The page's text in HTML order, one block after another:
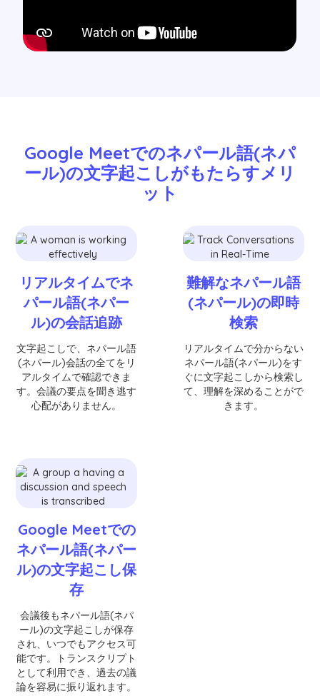
Google Meetでのネパール語(ネパ
ール)の文字起こしがもたらすメリ
ット
リアルタイムでネ
パール語(ネパー
ル)の会話追跡
文字起こしで、ネパール語
(ネパール)会話の全てをリ
アルタイムで確認できま
す。会議の要点を聞き逃す
心配がありません。
難解なネパール語
(ネパール)の即時
検索
リアルタイムで分からない
ネパール語(ネパール)をす
ぐに文字起こしから検索し
て、理解を深めることがで
きます。
Google Meetでの
ネパール語(ネパー
ル)の文字起こし保
存
会議後もネパール語(ネパ
ール)の文字起こしが保存
され、いつでもアクセス可
能です。トランスクリプト
として利用でき、過去の議
論を容易に振り返れます。